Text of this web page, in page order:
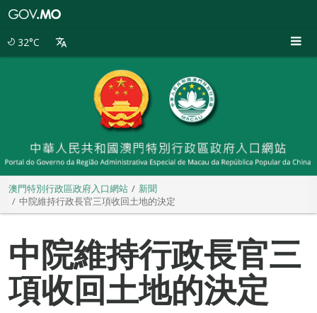
32°C
澳門特別行政區政府入口網站
新聞
中院維持行政長官三項收回土地的決定
中院維持行政長官三
項收回土地的決定